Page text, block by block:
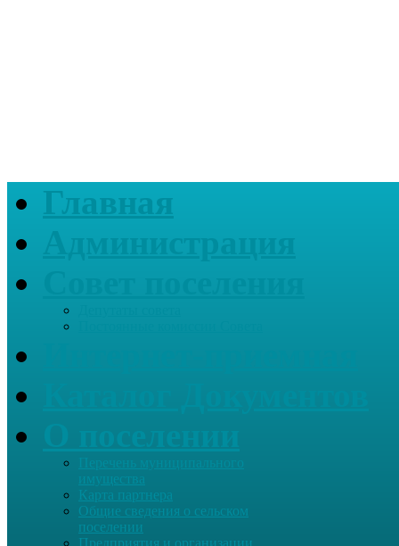
Главная
Перечень муниципального
имущества
Карта партнера
Общие сведения о сельском
поселении
Предприятия и организации